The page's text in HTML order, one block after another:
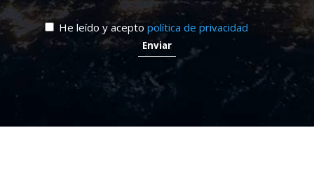
He leído y acepto política de privacidad